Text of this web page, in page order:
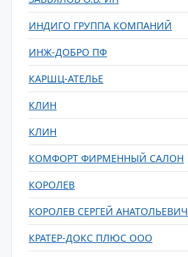
ИНДИГО ГРУППА КОМПАНИЙ
ИНЖ-ДОБРО ПФ
КАРШЦ-АТЕЛЬЕ
КЛИН
КЛИН
КОМФОРТ ФИРМЕННЫЙ САЛОН
КОРОЛЕВ
КОРОЛЕВ СЕРГЕЙ АНАТОЛЬЕВИЧ
КРАТЕР-ДОКС ПЛЮС ООО